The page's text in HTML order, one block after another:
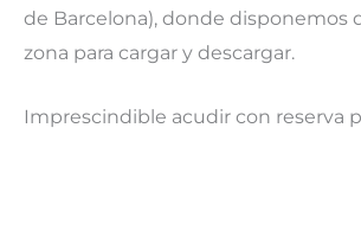
de Barcelona), donde disponemos
zona para cargar y descargar.
Imprescindible acudir con reserva